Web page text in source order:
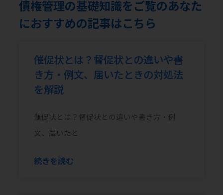
債権管理の基礎知識をご覧のあなた
におすすめの記事はこちら
催促状とは？督促状との違いや書
き方・例文、届いたときの対処法
を解説
催促状とは？督促状との違いや書き方・例
文、届いたと
続きを読む